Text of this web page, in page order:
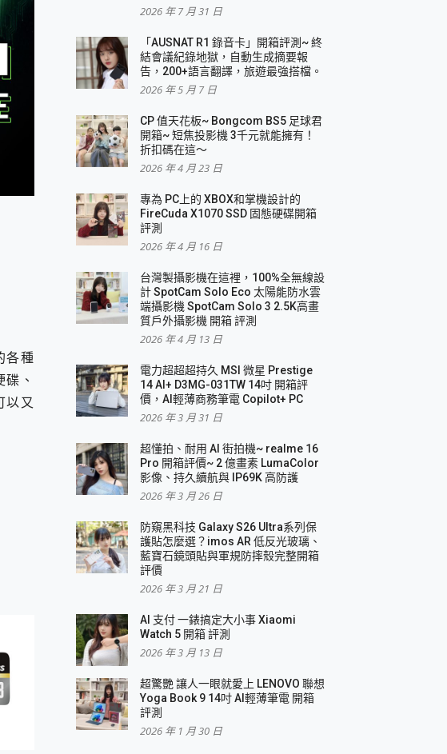
X 系列 輕量無線電競滑鼠 開箱 評測
幕，多工辦公、爽度滿滿的終極桌面體驗
手機配件品牌
稿活動」好康大放送
無線急速行動電源 開箱 評測
測
Android！
300分鐘轉寫
AGI亞奇雷挑戰任務抽 PS5！
速行動電源 開箱 評測
異的安全性與強大供電效能
輕薄商用智慧聯網螢幕 開箱 評測
x娛樂全都要！
M3 3 in 1可攜摺疊無線充電器 開箱 評測
、通話也很優質
充底座 開箱 評測
除人聲推薦
出門也可以到處走
微型充電站 開箱 評測
業界最好的資料救援軟體
尖影音娛樂效能~
14 開箱 評測
接~
功能最好玩的美拍神機 vivo V30 Pro
電源 開箱 評測
起
大巨蛋萬人盛典
各種
、
以又
2026 年 7 月 31 日
「AUSNAT R1 錄音卡」開箱評測~ 終
結會議紀錄地獄，自動生成摘要報
告，200+語言翻譯，旅遊最強搭檔。
2026 年 5 月 7 日
CP 值天花板~ Bongcom BS5 足球君
開箱~ 短焦投影機 3千元就能擁有！
折扣碼在這～
2026 年 4 月 23 日
專為 PC上的 XBOX和掌機設計的
FireCuda X1070 SSD 固態硬碟開箱
評測
2026 年 4 月 16 日
台灣製攝影機在這裡，100%全無線設
計 SpotCam Solo Eco 太陽能防水雲
端攝影機 SpotCam Solo 3 2.5K高畫
質戶外攝影機 開箱 評測
2026 年 4 月 13 日
電力超超超持久 MSI 微星 Prestige
14 AI+ D3MG-031TW 14吋 開箱評
價，AI輕薄商務筆電 Copilot+ PC
2026 年 3 月 31 日
超懂拍、耐用 AI 街拍機~ realme 16
Pro 開箱評價~ 2 億畫素 LumaColor
影像、持久續航與 IP69K 高防護
2026 年 3 月 26 日
防窺黑科技 Galaxy S26 Ultra系列保
護貼怎麼選？imos AR 低反光玻璃、
藍寶石鏡頭貼與軍規防摔殼完整開箱
評價
2026 年 3 月 21 日
AI 支付 一錶搞定大小事 Xiaomi
Watch 5 開箱 評測
2026 年 3 月 13 日
超驚艷 讓人一眼就愛上 LENOVO 聯想
Yoga Book 9 14吋 AI輕薄筆電 開箱
評測
2026 年 1 月 30 日